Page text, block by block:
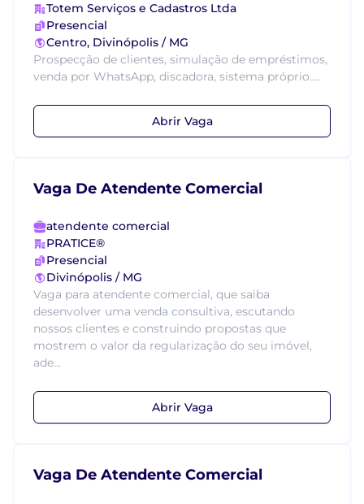
Totem Serviços e Cadastros Ltda
Presencial
Centro, Divinópolis / MG
Prospecção de clientes, simulação de empréstimos,
venda por WhatsApp, discadora, sistema próprio....
Abrir Vaga
Vaga De Atendente Comercial
atendente comercial
PRATICE®
Presencial
Divinópolis / MG
Vaga para atendente comercial, que saiba
desenvolver uma venda consultiva, escutando
nossos clientes e construindo propostas que
mostrem o valor da regularização do seu imóvel,
ade...
Abrir Vaga
Vaga De Atendente Comercial